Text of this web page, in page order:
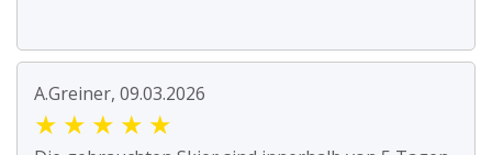
A.Greiner, 09.03.2026
★ ★ ★ ★ ★